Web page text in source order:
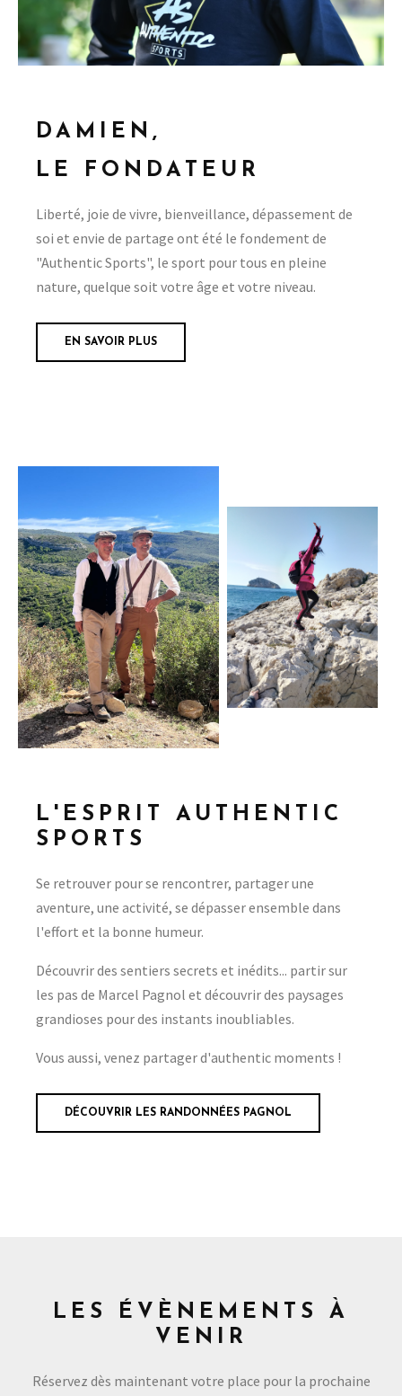
DAMIEN,
LE FONDATEUR
Liberté, joie de vivre, bienveillance, dépassement de
soi et envie de partage ont été le fondement de
"Authentic Sports", le sport pour tous en pleine
nature, quelque soit votre âge et votre niveau.
EN SAVOIR PLUS
L'ESPRIT AUTHENTIC
SPORTS
Se retrouver pour se rencontrer, partager une
aventure, une activité, se dépasser ensemble dans
l'effort et la bonne humeur.
Découvrir des sentiers secrets et inédits... partir sur
les pas de Marcel Pagnol et découvrir des paysages
grandioses pour des instants inoubliables.
Vous aussi, venez partager d'authentic moments !
DÉCOUVRIR LES RANDONNÉES PAGNOL
LES ÉVÈNEMENTS À
VENIR
Réservez dès maintenant votre place pour la prochaine